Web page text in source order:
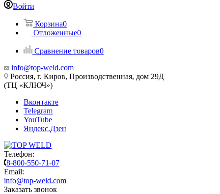
Войти
Корзина0
Отложенные0
Сравнение товаров0
info@top-weld.com
Россия, г. Киров, Производственная, дом 29Д
(ТЦ «КЛЮЧ»)
Вконтакте
Telegram
YouTube
Яндекс.Дзен
Телефон:
8-800-550-71-07
Email:
info@top-weld.com
Заказать звонок